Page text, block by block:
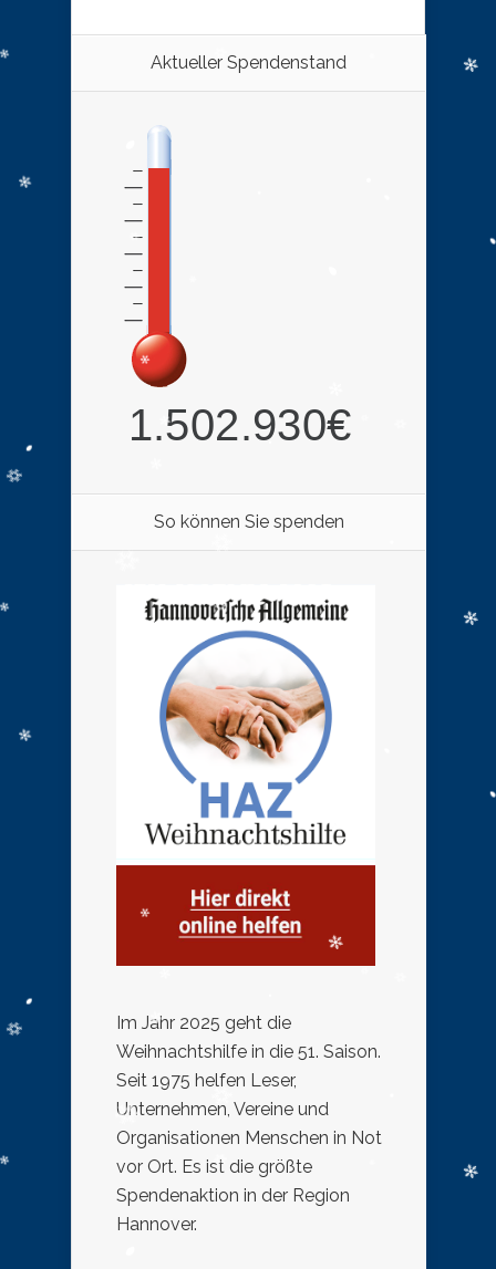
Aktueller Spendenstand
So können Sie spenden
Im Jahr 2025 geht die
Weihnachtshilfe in die 51. Saison.
Seit 1975 helfen Leser,
Unternehmen, Vereine und
Organisationen Menschen in Not
vor Ort. Es ist die größte
Spendenaktion in der Region
Hannover.